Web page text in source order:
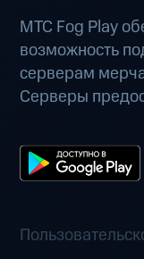
МТС Fog Play
возможность
серверам
Серверы